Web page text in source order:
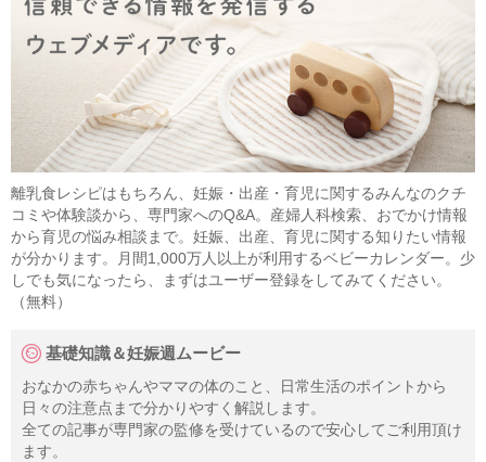
離乳食レシピはもちろん、妊娠・出産・育児に関するみんなのクチ
コミや体験談から、専門家へのQ&A。産婦人科検索、おでかけ情報
から育児の悩み相談まで。妊娠、出産、育児に関する知りたい情報
が分かります。月間1,000万人以上が利用するベビーカレンダー。少
しでも気になったら、まずはユーザー登録をしてみてください。
（無料）
基礎知識＆妊娠週ムービー
おなかの赤ちゃんやママの体のこと、日常生活のポイントから
日々の注意点まで分かりやすく解説します。
全ての記事が専門家の監修を受けているので安心してご利用頂け
ます。